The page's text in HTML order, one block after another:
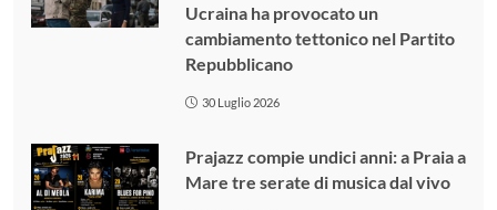
Ucraina ha provocato un
cambiamento tettonico nel Partito
Repubblicano
30 Luglio 2026
Prajazz compie undici anni: a Praia a
Mare tre serate di musica dal vivo